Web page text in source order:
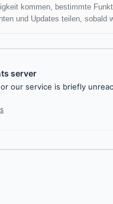
kommen, bestimmte
und Updates teilen, sobald
server
our service is briefly